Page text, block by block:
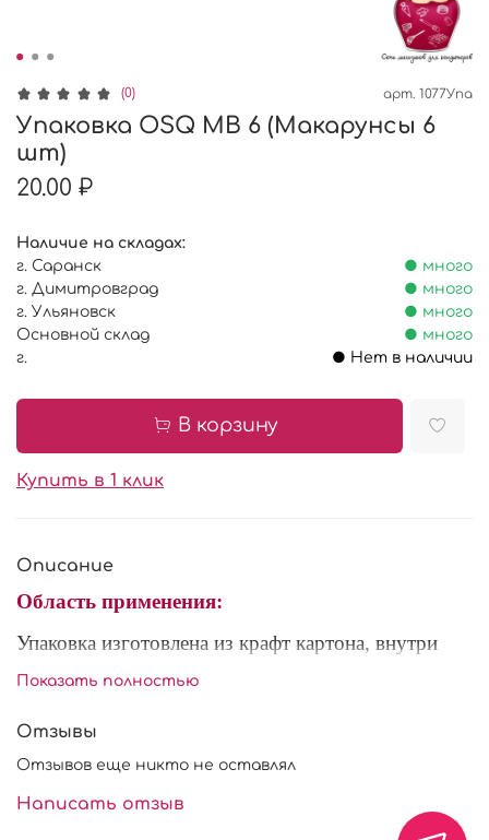
(0) арт. 1077Упа
Упаковка OSQ MB 6 (Макарунсы 6
шт)
20.00 ₽
Наличие на складах:
г. Саранск
● много
г. Димитровград
● много
г. Ульяновск
● много
Основной склад
● много
г.
● Нет в наличии
В корзину
Купить в 1 клик
Описание
Область применения:
Упаковка изготовлена из крафт картона, внутри
ламинирована, удерживает жир и влагу. Удобная
позиционирует Ваше изделие.
Характеристики:
Размер: 180*55*55 мм
Показать полностью
Отзывы
Отзывов еще никто не оставлял
Написать отзыв